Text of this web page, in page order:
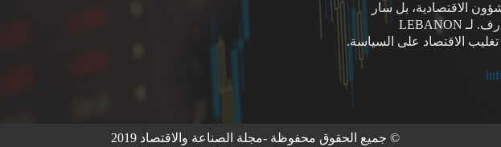
الاقتصادية، بل سار
والاقتصاد في التيار السياسي الجارف. لـ LEBANON
© جميع الحقوق محفوظة -مجلة الصناعة والاقتصاد 2019